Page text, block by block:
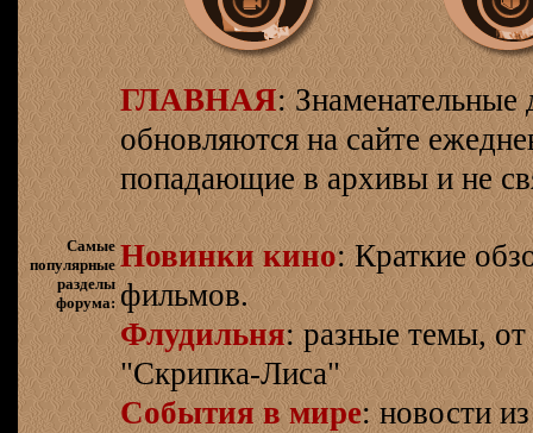
ГЛАВНАЯ: Знаменательные
обновляются на сайте
попадающие в архивы и не
Самые
популярные
разделы
форума:
Новинки кино: Краткие
фильмов.
Флудильня: разные темы,
"Скрипка-Лиса"
События в мире: новости